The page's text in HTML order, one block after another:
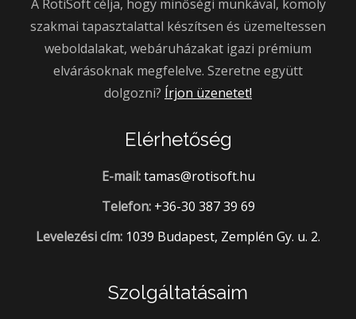
A RotiSoft célja, hogy minőségi munkával, komoly
szakmai tapasztalattal készítsen és üzemeltessen
weboldalakat, webáruházakat igazi prémium
elvárásoknak megfelelve. Szeretne együtt
dolgozni? Írjon üzenetet!
Elérhetőség
E-mail: tamas@rotisoft.hu
Telefon: +36-30 387 39 69
Levelezési cím: 1039 Budapest, Zemplén Gy. u. 2.
Szolgáltatásaim